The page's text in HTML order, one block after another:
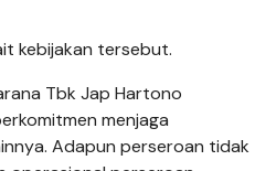
kebijakan tersebut.
Tbk Jap Hartono
menjaga
Adapun perseroan tidak